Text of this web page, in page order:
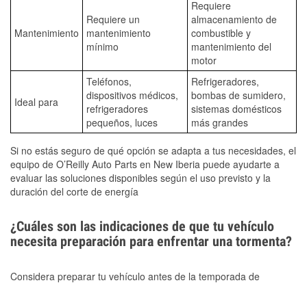
Mantenimiento
Requiere un
mantenimiento
mínimo
Requiere
almacenamiento de
combustible y
mantenimiento del
motor
Ideal para
Teléfonos,
dispositivos médicos,
refrigeradores
pequeños, luces
Refrigeradores,
bombas de sumidero,
sistemas domésticos
más grandes
Si no estás seguro de qué opción se adapta a tus necesidades, el
equipo de O’Reilly Auto Parts en New Iberia puede ayudarte a
evaluar las soluciones disponibles según el uso previsto y la
duración del corte de energía
¿Cuáles son las indicaciones de que tu vehículo
necesita preparación para enfrentar una tormenta?
Considera preparar tu vehículo antes de la temporada de